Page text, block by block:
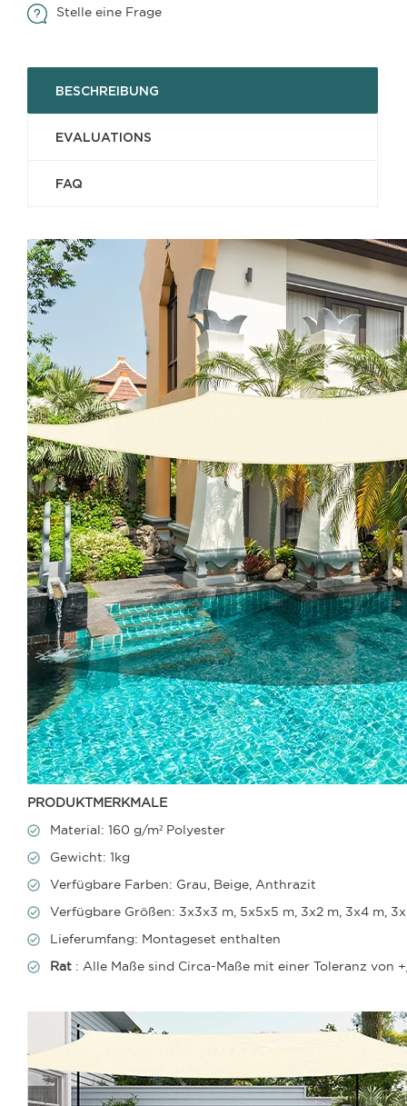
Stelle eine Frage
BESCHREIBUNG
EVALUATIONS
FAQ
PRODUKTMERKMALE
Material: 160 g/m² Polyester
Gewicht: 1kg
Verfügbare Farben: Grau, Beige, Anthrazit
Verfügbare Größen: 3x3x3 m, 5x5x5 m, 3x2 m, 3x4 m,
Lieferumfang: Montageset enthalten
Rat : Alle Maße sind Circa-Maße mit einer Toleranz von